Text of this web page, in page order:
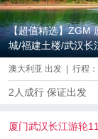
【超值精选】ZGM
城/福建土楼/武汉长
澳大利亚 出发 | 行程
2人成行 保证出发
厦门武汉长江游轮